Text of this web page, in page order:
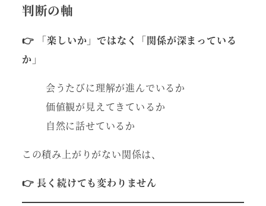
判断の軸
👉 「楽しいか」ではなく「関係が深まっている
か」
会うたびに理解が進んでいるか
価値観が見えてきているか
自然に話せているか
この積み上がりがない関係は、
👉 長く続けても変わりません